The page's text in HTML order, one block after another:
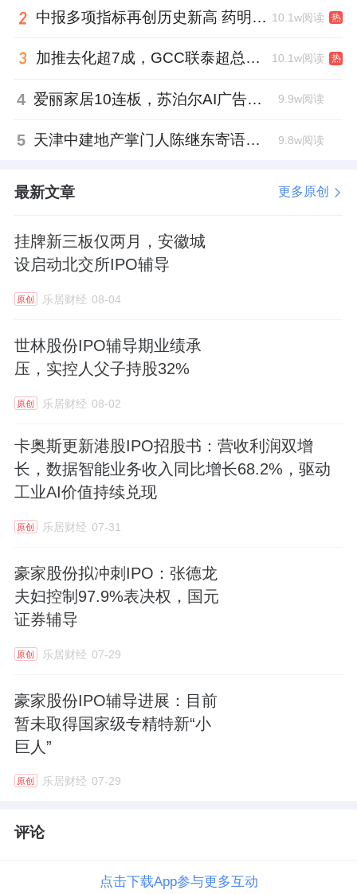
中报多项指标再创历史新高 药明康德将高质量发展成果“分发”到位 10.1w阅读 热
加推去化超7成，GCC联泰超总湾再次引爆深圳顶豪市场认购热潮 10.1w阅读 热
4 爱丽家居10连板，苏泊尔AI广告翻车，居然之家首单REITs获批丨家居周记 9.9w阅读
5 天津中建地产掌门人陈继东寄语青年“跳出舒适区”，曾任银行信贷经理 9.8w阅读
最新文章 更多原创
挂牌新三板仅两月，安徽城
设启动北交所IPO辅导
原创 乐居财经 08-04
世林股份IPO辅导期业绩承
压，实控人父子持股32%
原创 乐居财经 08-02
卡奥斯更新港股IPO招股书：营收利润双增
长，数据智能业务收入同比增长68.2%，驱动
工业AI价值持续兑现
原创 乐居财经 07-31
豪家股份拟冲刺IPO：张德龙
夫妇控制97.9%表决权，国元
证券辅导
原创 乐居财经 07-29
豪家股份IPO辅导进展：目前
暂未取得国家级专精特新“小
巨人”
原创 乐居财经 07-29
评论
点击下载App参与更多互动